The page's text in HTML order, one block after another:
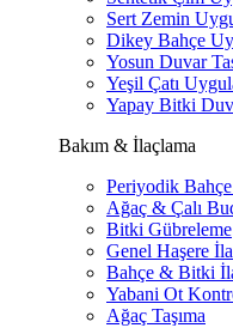
Sert Zemin
Dikey Bahçe
Yosun Duvar
Yeşil Çatı
Yapay Bitki
Bakım & İlaçlama
Periyodik Bahçe
Ağaç & Çalı
Bitki Gübreleme
Genel Haşere
Bahçe & Bitki
Yabani Ot
Ağaç Taşıma